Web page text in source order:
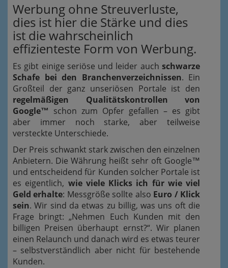
Werbung ohne Streuverluste,
dies ist hier die Stärke und dies
ist die wahrscheinlich
effizienteste Form von Werbung.
Es gibt einige seriöse und leider auch schwarze
Schafe bei den Branchenverzeichnissen. Ein
Großteil der ganz unseriösen Portale ist den
regelmäßigen Qualitätskontrollen von
Google™ schon zum Opfer gefallen – es gibt
aber immer noch starke, aber teilweise
versteckte Unterschiede.
Der Preis schwankt stark zwischen den einzelnen
Anbietern. Die Währung heißt sehr oft Google™
und entscheidend für Kunden solcher Portale ist
es eigentlich, wie viele Klicks ich für wie viel
Geld erhalte: Messgröße sollte also Euro / Klick
sein. Wir sind da etwas zu billig, was uns oft die
Frage bringt: „Nehmen Euch Kunden mit den
billigen Preisen überhaupt ernst?“. Wir planen
einen Relaunch und danach wird es etwas teurer
– selbstverständlich aber nicht für bestehende
Kunden.